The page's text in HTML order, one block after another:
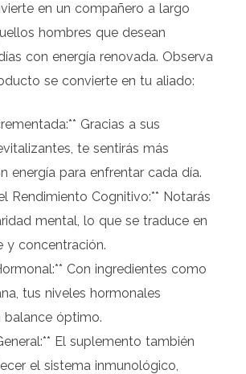
en un compañero a largo
hombres que desean
con energía renovada. Observa
se convierte en tu aliado:
Gracias a sus
te sentirás más
energía para enfrentar cada día.
Rendimiento Cognitivo:** Notarás
mental, lo que se traduce en
y concentración.
Con ingredientes como
tus niveles hormonales
balance óptimo.
El suplemento también
el sistema inmunológico,